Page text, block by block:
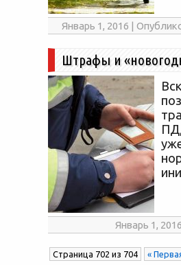
Январь 1, 2016 |
Штрафы и
Январь 1,
Страница 702 из 704 «